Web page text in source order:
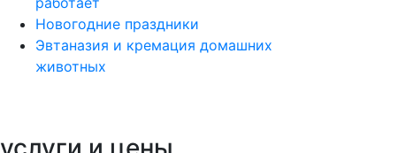
Новогодние праздники
Эвтаназия и кремация домашних
животных